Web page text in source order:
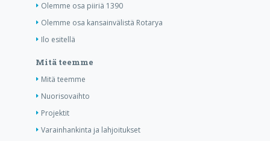
Olemme osa piiriä 1390
Olemme osa kansainvälistä Rotarya
Ilo esitellä
Mitä teemme
Mitä teemme
Nuorisovaihto
Projektit
Varainhankinta ja lahjoitukset